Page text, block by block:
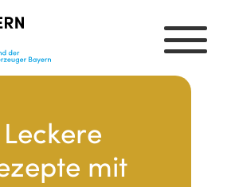
Leckere
mit